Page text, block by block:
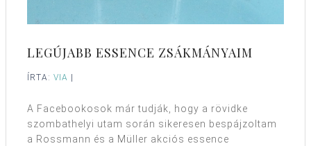
LEGÚJABB ESSENCE ZSÁKMÁNYAIM
ÍRTA: VIA
A Facebookosok már tudják, hogy a rövidke
szombathelyi utam során sikeresen bespájzoltam
a Rossmann és a Müller akciós essence